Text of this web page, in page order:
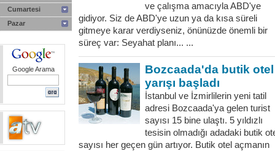
Cumartesi
Pazar
Google Arama
ve çalışma amacıyla ABD'ye
gidiyor. Siz de ABD'ye uzun ya da kısa süreli
gitmeye karar verdiyseniz, önünüzde önemli bir
süreç var: Seyahat planı... ...
Bozcaada'da butik otel
yarışı başladı
İstanbul ve İzmirlilerin yeni tatil
adresi Bozcaada'ya gelen turist
sayısı 15 bine ulaştı. 5 yıldızlı
tesisin olmadığı adadaki butik
sayısı her geçen gün artıyor. Butik otel açmanın